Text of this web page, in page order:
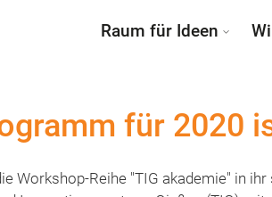
Raum für Ideen
für 2020
Workshop-Reihe "TIG akademie" in